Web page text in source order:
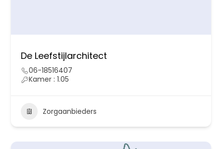
De Leefstijlarchitect
06-18516407
Kamer : 1.05
Zorgaanbieders